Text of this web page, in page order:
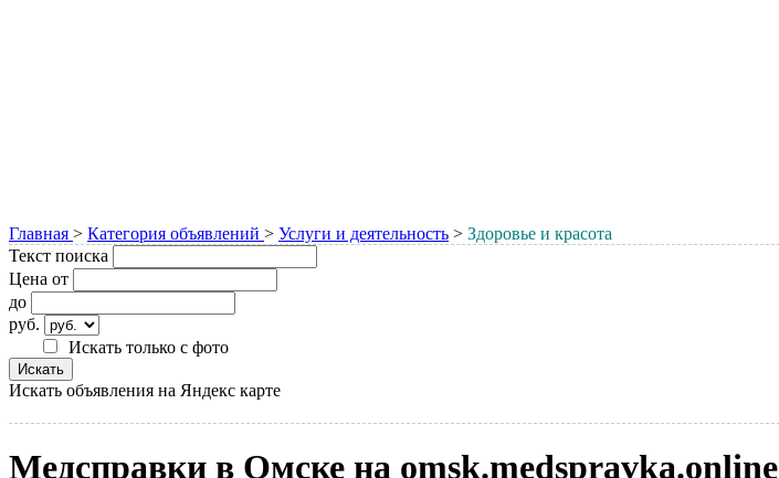
Главная > Категория объявлений > Услуги и деятельность > Здоровье и красота
Текст поиска
Цена от
до
руб.
Искать только с фото
Искать объявления на Яндекс карте
Медсправки в Омске на omsk.medspravka.online